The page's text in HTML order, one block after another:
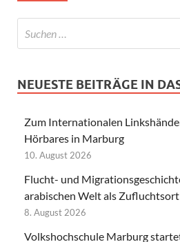
NEUESTE BEITRÄGE IN
Zum Internationalen
Hörbares in Marburg
10. August 2026
Flucht- und
arabischen Welt als Zufluchtsort
8. August 2026
Volkshochschule Marburg